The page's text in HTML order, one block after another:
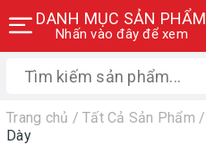
DANH MỤC SẢN PHẨM
Nhấn vào đây để xem
Trang chủ / Tất Cả Sản Phẩm /
Dày